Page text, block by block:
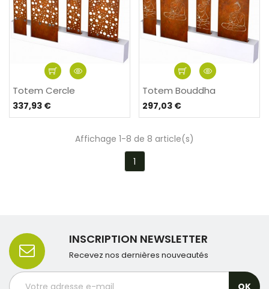
Totem Cercle
337,93 €
Totem Bouddha
297,03 €
Affichage 1-8 de 8 article(s)
1
INSCRIPTION NEWSLETTER
Recevez nos dernières nouveautés